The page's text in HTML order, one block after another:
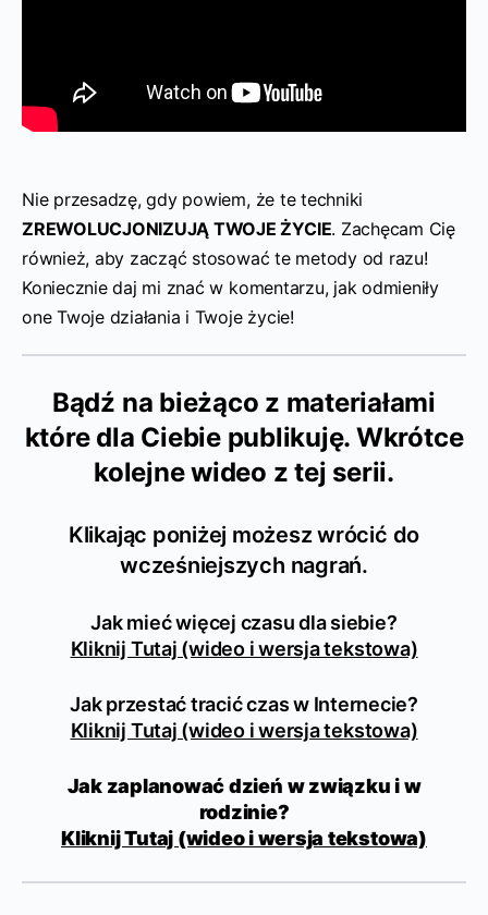
Nie przesadzę, gdy powiem, że te techniki
ZREWOLUCJONIZUJĄ TWOJE ŻYCIE. Zachęcam Cię
również, aby zacząć stosować te metody od razu!
Koniecznie daj mi znać w komentarzu, jak odmieniły
one Twoje działania i Twoje życie!
Bądź na bieżąco z materiałami
które dla Ciebie publikuję. Wkrótce
kolejne wideo z tej serii.
Klikając poniżej możesz wrócić do
wcześniejszych nagrań.
Jak mieć więcej czasu dla siebie?
Kliknij Tutaj (wideo i wersja tekstowa)
Jak przestać tracić czas w Internecie?
Kliknij Tutaj (wideo i wersja tekstowa)
Jak zaplanować dzień w związku i w
rodzinie?
Kliknij Tutaj (wideo i wersja tekstowa)